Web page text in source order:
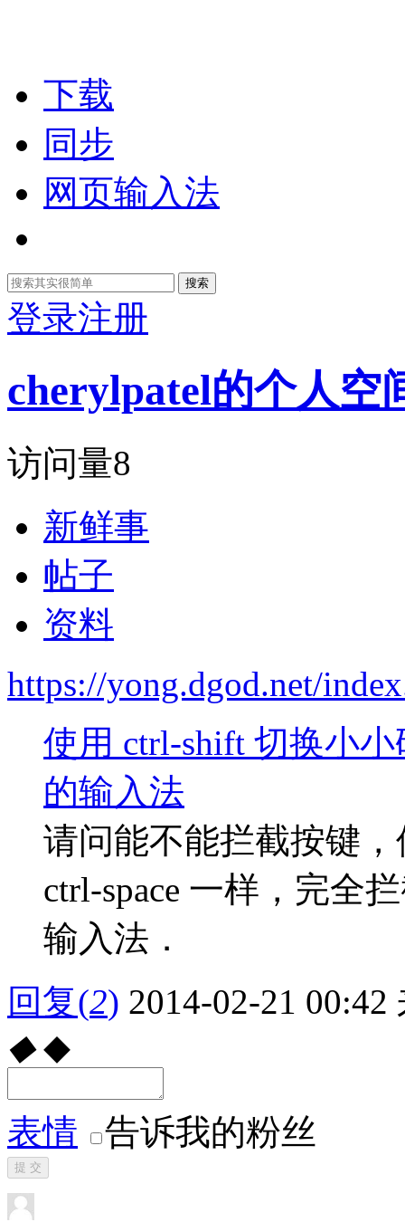
下载
同步
网页输入法
搜索
登录注册
cherylpatel的个人空
访问量8
新鲜事
帖子
资料
https://yong.dgod.net/
使用 ctrl-shift 切换小
的输入法
请问能不能拦截按键
ctrl-space 一样，完全
输入法．
回复(2) 2014-02-21 00:42
◆ ◆
表情 告诉我的粉丝
提 交